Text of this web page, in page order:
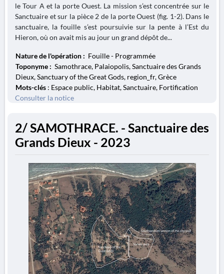
le Tour A et la porte Ouest. La mission s’est concentrée sur le
Sanctuaire et sur la pièce 2 de la porte Ouest (fig. 1-2). Dans le
sanctuaire, la fouille s’est poursuivie sur la pente à l’Est du
Hieron, où on avait mis au jour un grand dépôt de...
Nature de l'opération : Fouille - Programmée
Toponyme : Samothrace, Palaiopolis, Sanctuaire des Grands
Dieux, Sanctuary of the Great Gods, region_fr, Grèce
Mots-clés : Espace public, Habitat, Sanctuaire, Fortification
Consulter la notice
2/ SAMOTHRACE. - Sanctuaire des
Grands Dieux - 2023